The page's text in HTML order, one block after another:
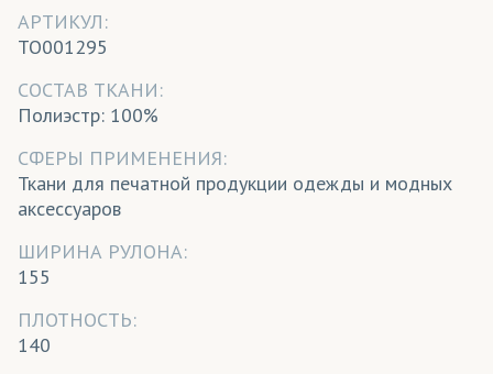
АРТИКУЛ:
TO001295
CОСТАВ ТКАНИ:
Полиэстр: 100%
СФЕРЫ ПРИМЕНЕНИЯ:
Ткани для печатной продукции одежды и модных
аксессуаров
ШИРИНА РУЛОНА:
155
ПЛОТНОСТЬ:
140